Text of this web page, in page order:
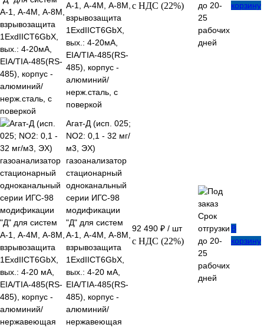
А-1, А-4М, А-8М,
взрывозащита
1ExdIIСT6GbX,
вых.: 4-20мА,
EIA/TIA-485(RS-
485), корпус -
алюминий/
нерж.сталь, с
поверкой
с НДС (22%)
до 20-
25
рабочих
дней
корзину
Агат-Д (исп. 025;
NO2: 0,1 - 32 мг/
м3, ЭХ)
газоанализатор
стационарный
одноканальный
серии ИГС-98
модификации
"Д" для систем
А-1, А-4М, А-8М,
взрывозащита
1ExdIIСT6GbX,
вых.: 4-20 мА,
EIA/TIA-485(RS-
485), корпус -
алюминий/
нержавеющая
92 490 ₽ / шт
с НДС (22%)
Срок
отгрузки
до 20-
25
рабочих
дней
В
корзину